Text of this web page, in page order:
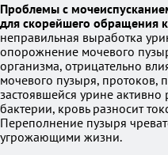
Проблемы с
для скорейшего обращения
неправильная выработка
опорожнение мочевого
организма, отрицательно
мочевого пузыря, протоков,
застоявшейся урине
бактерии, кровь разносит
Переполнение пузыря
угрожающими жизни.